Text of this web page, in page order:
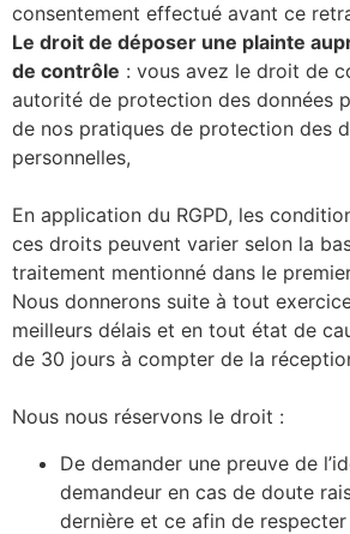
consentement effectué avant ce
Le droit de déposer une plainte
de contrôle : vous avez le droit de
autorité de protection des données
de nos pratiques de protection des
personnelles,
En application du RGPD, les
ces droits peuvent varier selon la
traitement mentionné dans le
Nous donnerons suite à tout
meilleurs délais et en tout état de
de 30 jours à compter de la
Nous nous réservons le droit :
De demander une preuve de
demandeur en cas de doute
dernière et ce afin de